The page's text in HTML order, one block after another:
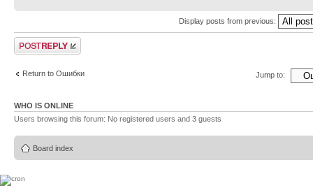
Display posts from previous:
Post a reply
Return to Ошибки Jump to:
WHO IS ONLINE
Users browsing this forum: No registered users and 3 guests
Board index